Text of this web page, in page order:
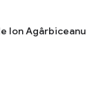
Ion Agârbiceanu